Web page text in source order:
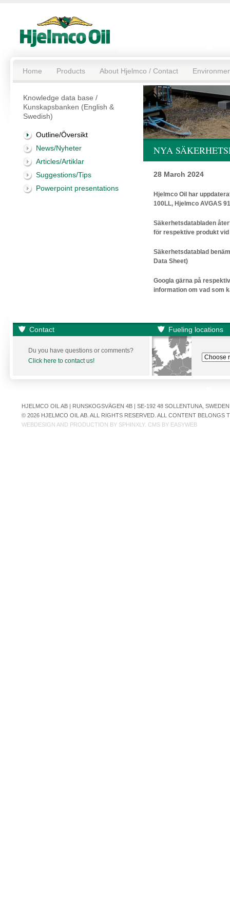
Home Products About Hjelmco / Contact
Knowledge data base /
Kunskapsbanken (English &
Swedish)
Outline/Översikt
News/Nyheter
Articles/Artiklar
Suggestions/Tips
Powerpoint presentations
NYA
28 March 2024
Hjelmco Oil har
100LL, Hjelmco AVGAS
Säkerhetsdatabladen
för respektive produkt
Säkerhetsdatablad
Data Sheet)
Googla gärna på
information om vad som
Contact Fueling locations
Du you have questions or comments?
Click here to contact us!
HJELMCO OIL AB | RUNSKOGSVÄGEN 4B | SE-192 48 SOLLENTUNA,
© 2026 HJELMCO OIL AB. ALL RIGHTS RESERVED. ALL CONTENT
WEBDESIGN AND PRODUCTION BY SPHINXLY. CMS BY EASYWEB